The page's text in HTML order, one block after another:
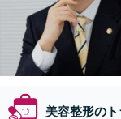
美容整形の